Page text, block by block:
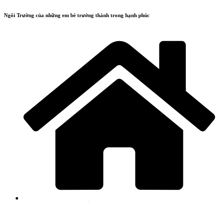
Ngôi Trường của những em bé trưởng thành trong hạnh phúc